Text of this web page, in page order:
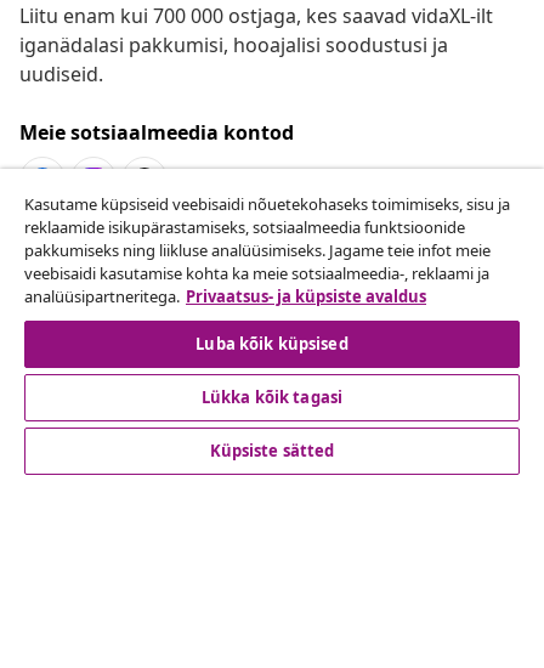
Liitu enam kui 700 000 ostjaga, kes saavad vidaXL-ilt
iganädalasi pakkumisi, hooajalisi soodustusi ja
uudiseid.
Meie sotsiaalmeedia kontod
Lepingust taganemine
Esita oma tellimuse kohta tagastamissoov.
Lepingust taganemine
Kasutame küpsiseid veebisaidi nõuetekohaseks toimimiseks, sisu ja
reklaamide isikupärastamiseks, sotsiaalmeedia funktsioonide
pakkumiseks ning liikluse analüüsimiseks. Jagame teie infot meie
veebisaidi kasutamise kohta ka meie sotsiaalmeedia-, reklaami ja
analüüsipartneritega. Privaatsus- ja küpsiste avaldus
Luba kõik küpsised
Lükka kõik tagasi
Küpsiste sätted